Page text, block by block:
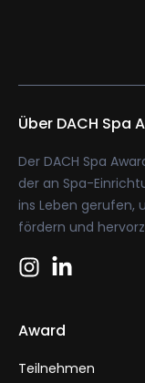
Über DACH Spa
Der DACH Spa
der an Spa-
ins Leben gerufen,
fördern und
Award
Teilnehmen